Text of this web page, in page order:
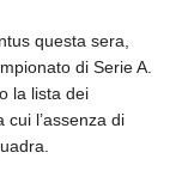
questa sera,
di Serie A.
la lista dei
l’assenza di